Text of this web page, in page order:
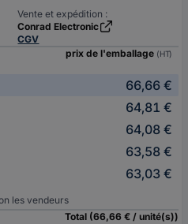
Vente et expédition :
Conrad Electronic
CGV
prix de l'emballage (HT)
66,66 €
64,81 €
64,08 €
63,58 €
63,03 €
les vendeurs
Total (66,66 € / unité(s))